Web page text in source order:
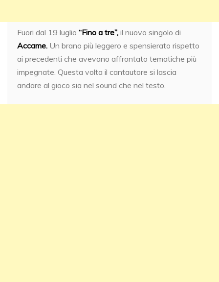
Fuori dal 19 luglio “Fino a tre”, il nuovo singolo di
Accame. Un brano più leggero e spensierato rispetto
ai precedenti che avevano affrontato tematiche più
impegnate. Questa volta il cantautore si lascia
andare al gioco sia nel sound che nel testo.